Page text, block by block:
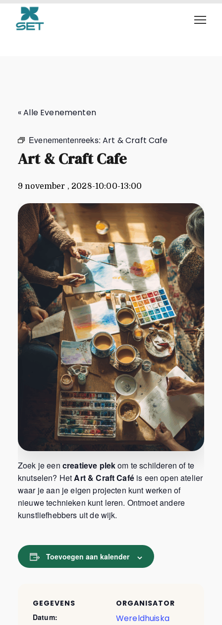
Art & Craft Cafe
« Alle Evenementen
Evenementenreeks:Art & Craft Cafe
Art & Craft Cafe
9 november , 2028-10:00-13:00
Zoek je een creatieve plekom te schilderen of te
knutselen? HetArt & Craft Caféis een open atelier
waar je aan je eigen projecten kunt werken of
nieuwe technieken kunt leren. Ontmoet andere
kunstliefhebbers uit de wijk.
Toevoegen aan kalender
GEGEVENS
Datum:
ORGANISATOR
Wereldhuiska